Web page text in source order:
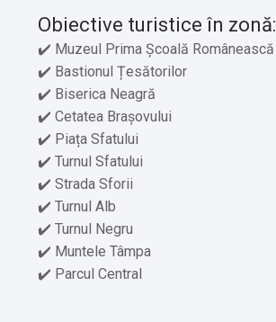
Obiective turistice în zonă:
✔️ Muzeul Prima Școală Românească
✔️ Bastionul Țesătorilor
✔️ Biserica Neagră
✔️ Cetatea Brașovului
✔️ Piața Sfatului
✔️ Turnul Sfatului
✔️ Strada Sforii
✔️ Turnul Alb
✔️ Turnul Negru
✔️ Muntele Tâmpa
✔️ Parcul Central